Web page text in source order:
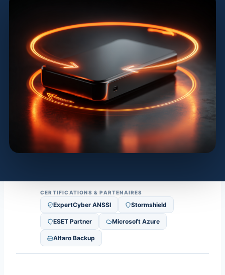
CERTIFICATIONS & PARTENAIRES
ExpertCyber ANSSI Stormshield
ESET Partner Microsoft Azure
Altaro Backup